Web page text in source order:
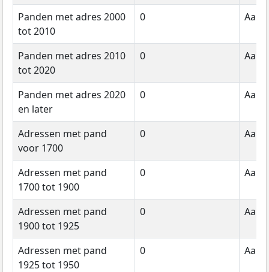
Panden met adres 2000
tot 2010
0
Panden met adres 2010
tot 2020
0
Panden met adres 2020
en later
0
Adressen met pand
voor 1700
0
Adressen met pand
1700 tot 1900
0
Adressen met pand
1900 tot 1925
0
Adressen met pand
1925 tot 1950
0